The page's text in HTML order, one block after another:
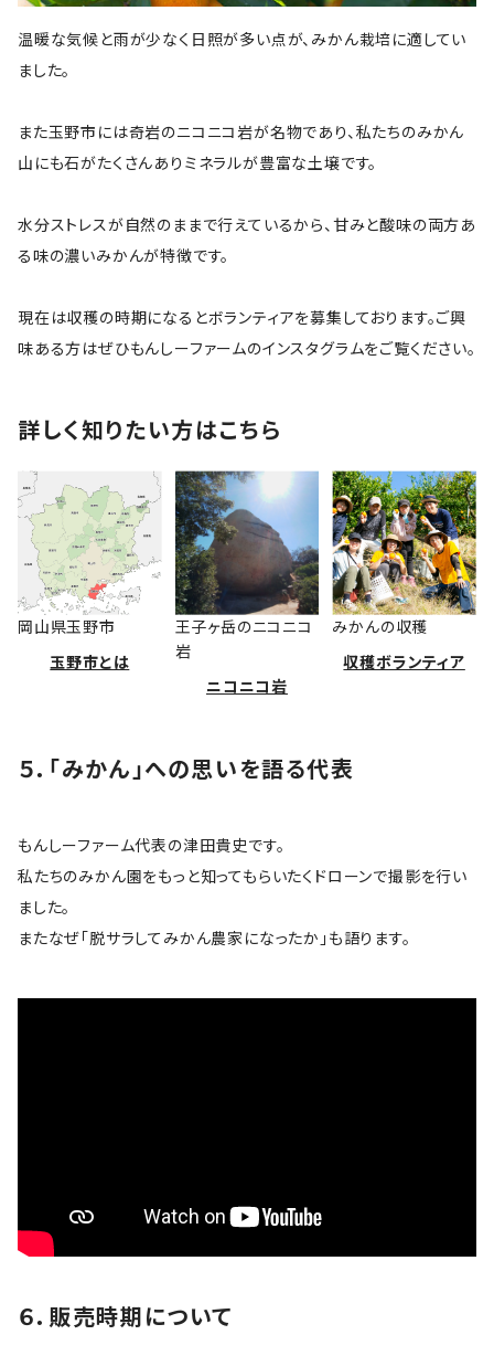
温暖な気候と雨が少なく日照が多い点が、みかん栽培に適してい
ました。
また玉野市には奇岩のニコニコ岩が名物であり、私たちのみかん
山にも石がたくさんありミネラルが豊富な土壌です。
水分ストレスが自然のままで行えているから、甘みと酸味の両方あ
る味の濃いみかんが特徴です。
現在は収穫の時期になるとボランティアを募集しております。ご興
味ある方はぜひもんしーファームのインスタグラムをご覧ください。
詳しく知りたい方はこちら
岡山県玉野市
玉野市とは
王子ヶ岳のニコニコ
岩
ニコニコ岩
みかんの収穫
収穫ボランティア
５．「みかん」への思いを語る代表
もんしーファーム代表の津田貴史です。
私たちのみかん園をもっと知ってもらいたくドローンで撮影を行い
ました。
またなぜ「脱サラしてみかん農家になったか」も語ります。
６．販売時期について